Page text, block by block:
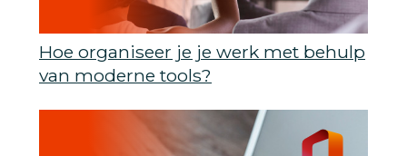
Hoe organiseer je je werk met behulp
van moderne tools?